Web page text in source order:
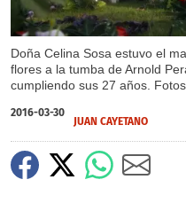
Doña Celina Sosa estuvo el
flores a la tumba de Arnold
cumpliendo sus 27 años.
2016-03-30
JUAN CAYETANO